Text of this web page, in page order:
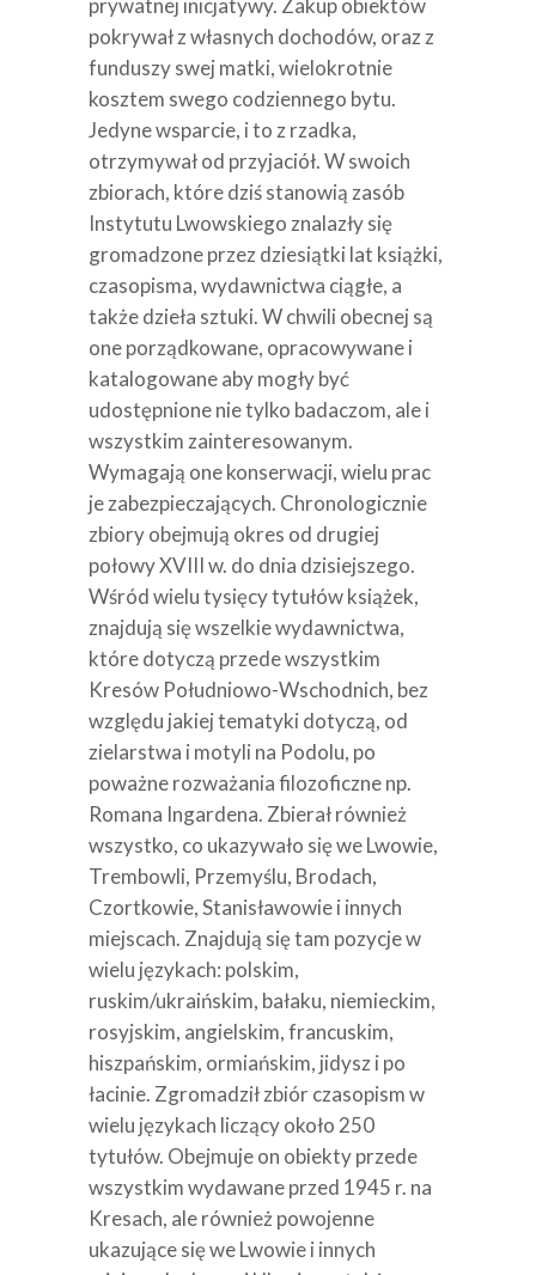
prywatnej inicjatywy. Zakup obiektów
pokrywał z własnych dochodów, oraz z
funduszy swej matki, wielokrotnie
kosztem swego codziennego bytu.
Jedyne wsparcie, i to z rzadka,
otrzymywał od przyjaciół. W swoich
zbiorach, które dziś stanowią zasób
Instytutu Lwowskiego znalazły się
gromadzone przez dziesiątki lat książki,
czasopisma, wydawnictwa ciągłe, a
także dzieła sztuki. W chwili obecnej są
one porządkowane, opracowywane i
katalogowane aby mogły być
udostępnione nie tylko badaczom, ale i
wszystkim zainteresowanym.
Wymagają one konserwacji, wielu prac
je zabezpieczających. Chronologicznie
zbiory obejmują okres od drugiej
połowy XVIII w. do dnia dzisiejszego.
Wśród wielu tysięcy tytułów książek,
znajdują się wszelkie wydawnictwa,
które dotyczą przede wszystkim
Kresów Południowo-Wschodnich, bez
względu jakiej tematyki dotyczą, od
zielarstwa i motyli na Podolu, po
poważne rozważania filozoficzne np.
Romana Ingardena. Zbierał również
wszystko, co ukazywało się we Lwowie,
Trembowli, Przemyślu, Brodach,
Czortkowie, Stanisławowie i innych
miejscach. Znajdują się tam pozycje w
wielu językach: polskim,
ruskim/ukraińskim, bałaku, niemieckim,
rosyjskim, angielskim, francuskim,
hiszpańskim, ormiańskim, jidysz i po
łacinie. Zgromadził zbiór czasopism w
wielu językach liczący około 250
tytułów. Obejmuje on obiekty przede
wszystkim wydawane przed 1945 r. na
Kresach, ale również powojenne
ukazujące się we Lwowie i innych